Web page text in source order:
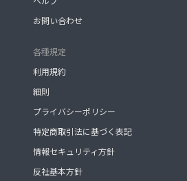
お問い合わせ
各種規定
利用規約
細則
プライバシーポリシー
特定商取引法に基づく表記
情報セキュリティ方針
反社基本方針